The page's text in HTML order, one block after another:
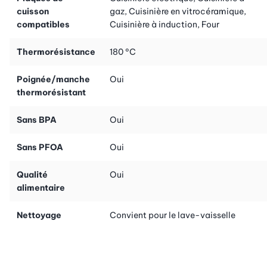
cuisson
compatibles
gaz, Cuisinière en vitrocéramique,
Cuisinière à induction, Four
Thermorésistance 180 °C
Poignée/manche
thermorésistant
Oui
Sans BPA Oui
Sans PFOA Oui
Qualité
alimentaire
Oui
Nettoyage Convient pour le lave-vaisselle